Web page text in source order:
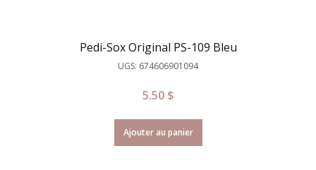
Pedi-Sox Original PS-109 Bleu
UGS: 674606901094
5.50 $
Ajouter au panier